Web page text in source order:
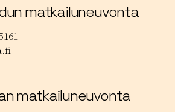
matkailuneuvonta
matkailuneuvonta